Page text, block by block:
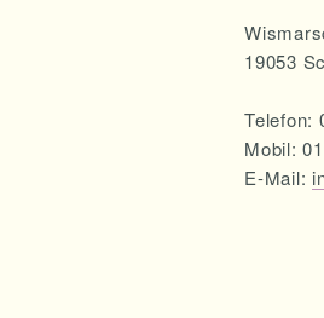
19053
Telefon:
Mobil:
E-Mail: